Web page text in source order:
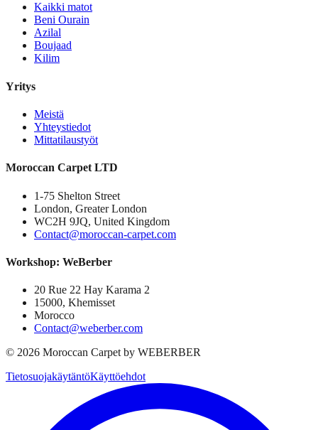
Kaikki matot
Beni Ourain
Azilal
Boujaad
Kilim
Yritys
Meistä
Yhteystiedot
Mittatilaustyöt
Moroccan Carpet LTD
1-75 Shelton Street
London, Greater London
WC2H 9JQ, United Kingdom
Contact@moroccan-carpet.com
Workshop: WeBerber
20 Rue 22 Hay Karama 2
15000, Khemisset
Morocco
Contact@weberber.com
© 2026 Moroccan Carpet by WEBERBER
TietosuojakäytäntöKäyttöehdot